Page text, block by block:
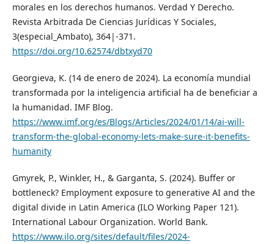
morales en los derechos humanos. Verdad Y Derecho.
Revista Arbitrada De Ciencias Jurídicas Y Sociales,
3(especial_Ambato), 364|-371.
https://doi.org/10.62574/dbtxyd70
Georgieva, K. (14 de enero de 2024). La economía mundial
transformada por la inteligencia artificial ha de beneficiar a
la humanidad. IMF Blog.
https://www.imf.org/es/Blogs/Articles/2024/01/14/ai-will-
transform-the-global-economy-lets-make-sure-it-benefits-
humanity
Gmyrek, P., Winkler, H., & Garganta, S. (2024). Buffer or
bottleneck? Employment exposure to generative AI and the
digital divide in Latin America (ILO Working Paper 121).
International Labour Organization. World Bank.
https://www.ilo.org/sites/default/files/2024-